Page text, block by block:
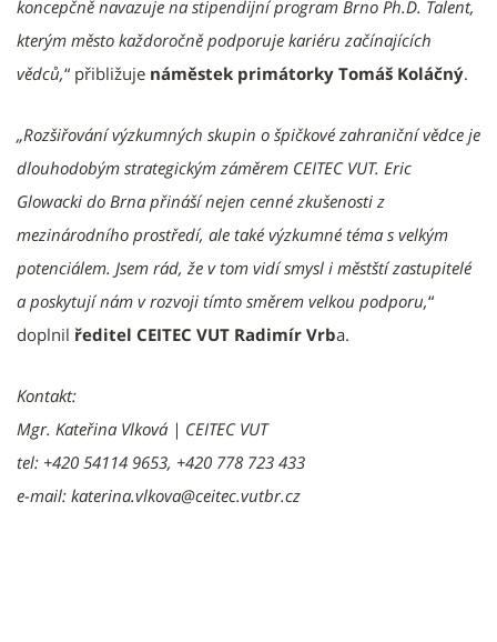
koncepčně navazuje na stipendijní program Brno Ph.D. Talent,
kterým město každoročně podporuje kariéru začínajících
vědců,“ přibližuje náměstek primátorky Tomáš Koláčný.
„Rozšiřování výzkumných skupin o špičkové zahraniční vědce je
dlouhodobým strategickým záměrem CEITEC VUT. Eric
Glowacki do Brna přináší nejen cenné zkušenosti z
mezinárodního prostředí, ale také výzkumné téma s velkým
potenciálem. Jsem rád, že v tom vidí smysl i městští zastupitelé
a poskytují nám v rozvoji tímto směrem velkou podporu,“
doplnil ředitel CEITEC VUT Radimír Vrba.
Kontakt:
Mgr. Kateřina Vlková | CEITEC VUT
tel: +420 54114 9653, +420 778 723 433
e-mail: katerina.vlkova@ceitec.vutbr.cz